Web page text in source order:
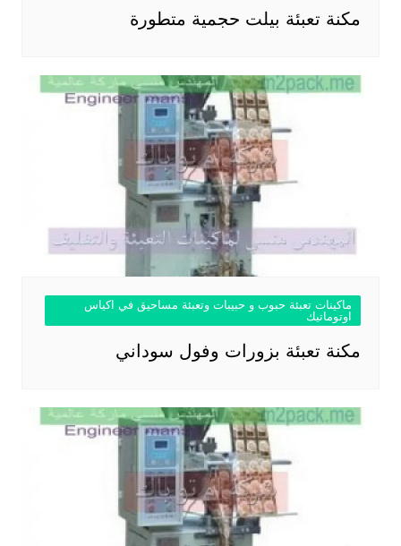
مكنة تعبئة بيلت حجمية متطورة
ماكينات تعبئة حبوب و حبيبات وتعبئة مساحيق في اكياس
اوتوماتيك
مكنة تعبئة بزورات وفول سوداني